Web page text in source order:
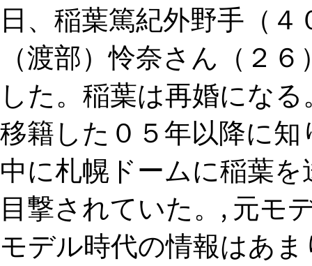
日、稲葉篤紀外野手（
（渡部）怜奈さん（２
した。稲葉は再婚にな
移籍した０５年以降に
中に札幌ドームに稲葉
目撃されていた。, 元モ
モデル時代の情報はあ